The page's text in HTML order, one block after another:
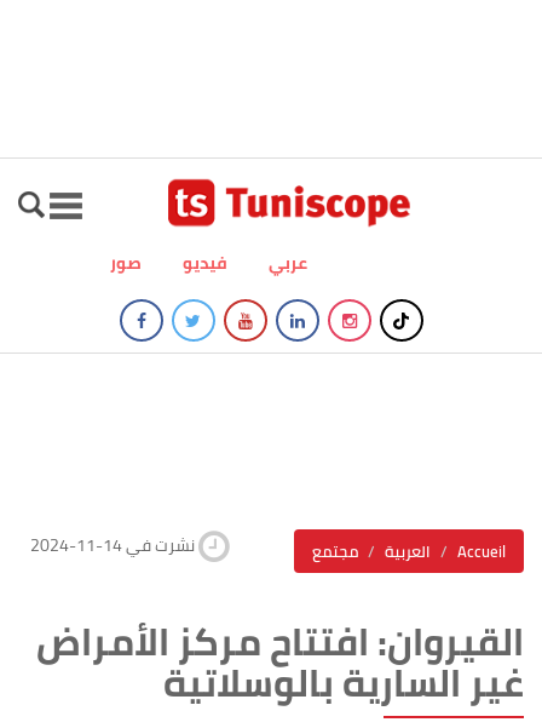
صور فيديو عربي
مجتمع العربية Accueil 2024-11-14 نشرت في
القيروان: افتتاح مركز الأمراض
غير السارية بالوسلاتية